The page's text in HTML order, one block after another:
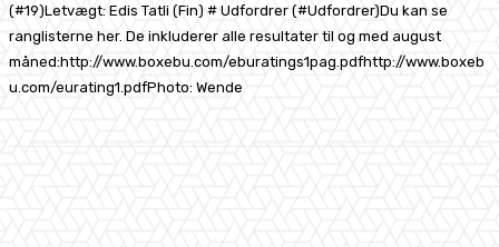
(#19)Letvægt: Edis Tatli (Fin) # Udfordrer (#Udfordrer)Du kan se
ranglisterne her. De inkluderer alle resultater til og med august
måned:http://www.boxebu.com/eburatings1pag.pdfhttp://www.boxeb
u.com/eurating1.pdfPhoto: Wende